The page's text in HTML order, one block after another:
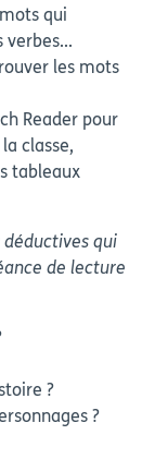
qui
verbes...
les mots
Reader pour
classe,
tableaux
déductives qui
de lecture
?
?